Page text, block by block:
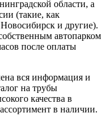
области, а
(такие, как
и другие).
автопарком
после оплаты
вся информация и
на трубы
качества в
в наличии.